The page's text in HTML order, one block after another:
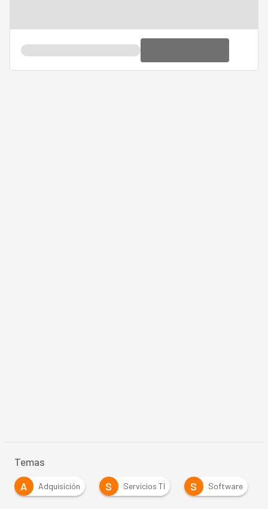
Temas
A
Adquisición S Servicios TI S Software